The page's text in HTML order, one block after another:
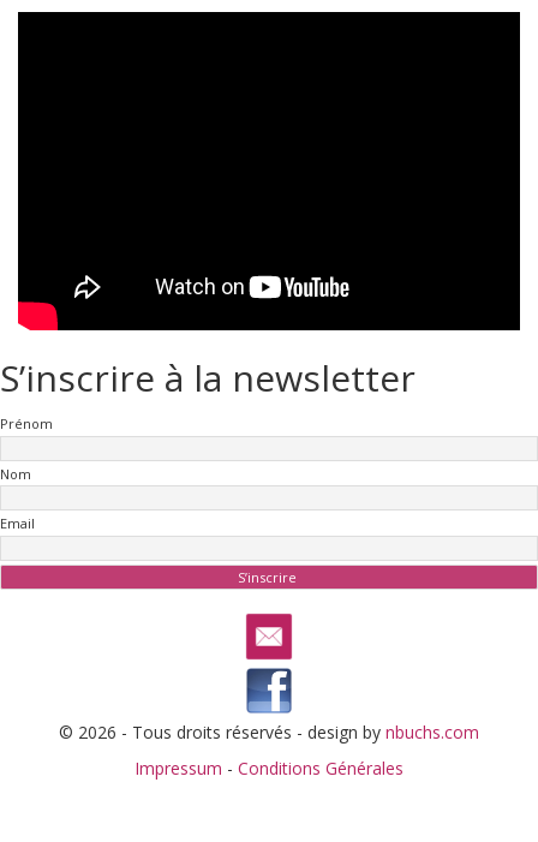
S’inscrire à la newsletter
Prénom
Nom
Email
© 2026 - Tous droits réservés - design by nbuchs.com
Impressum - Conditions Générales